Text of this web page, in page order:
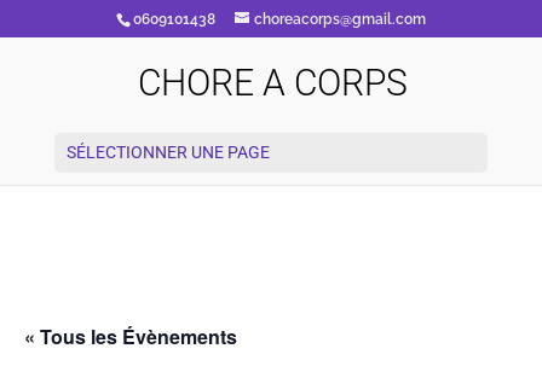
0609101438 choreacorps@gmail.com
CHORE A CORPS
SÉLECTIONNER UNE PAGE
« Tous les Évènements